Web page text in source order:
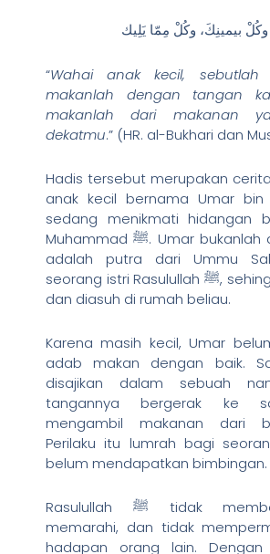
وكُلْ بيمينِكَ، وكُلْ مِمّا يَلِيك
“Wahai anak kecil, sebutlah
makanlah dengan tangan
makanlah dari makanan
dekatmu.” (HR. al-Bukhari dan
Hadis tersebut merupakan
anak kecil bernama Umar bin
sedang menikmati hidangan
Muhammad ﷺ. Umar bukanlah anak biasa. Ia
adalah putra dari Ummu
seorang istri Rasulullah ﷺ, sehingga ia tumbuh
dan diasuh di rumah beliau.
Karena masih kecil, Umar
adab makan dengan baik.
disajikan dalam sebuah
tangannya bergerak ke
mengambil makanan dari
Perilaku itu lumrah bagi
belum mendapatkan bimbingan.
Rasulullah ﷺ tidak membentak, tidak
memarahi, dan tidak
hadapan orang lain. Dengan